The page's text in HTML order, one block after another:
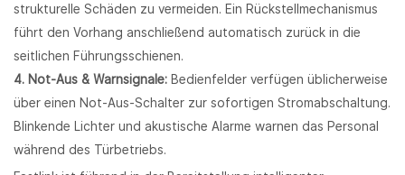
strukturelle Schäden zu vermeiden. Ein Rückstellmechanismus
führt den Vorhang anschließend automatisch zurück in die
seitlichen Führungsschienen.
4. Not-Aus & Warnsignale: Bedienfelder verfügen üblicherweise
über einen Not-Aus-Schalter zur sofortigen Stromabschaltung.
Blinkende Lichter und akustische Alarme warnen das Personal
während des Türbetriebs.